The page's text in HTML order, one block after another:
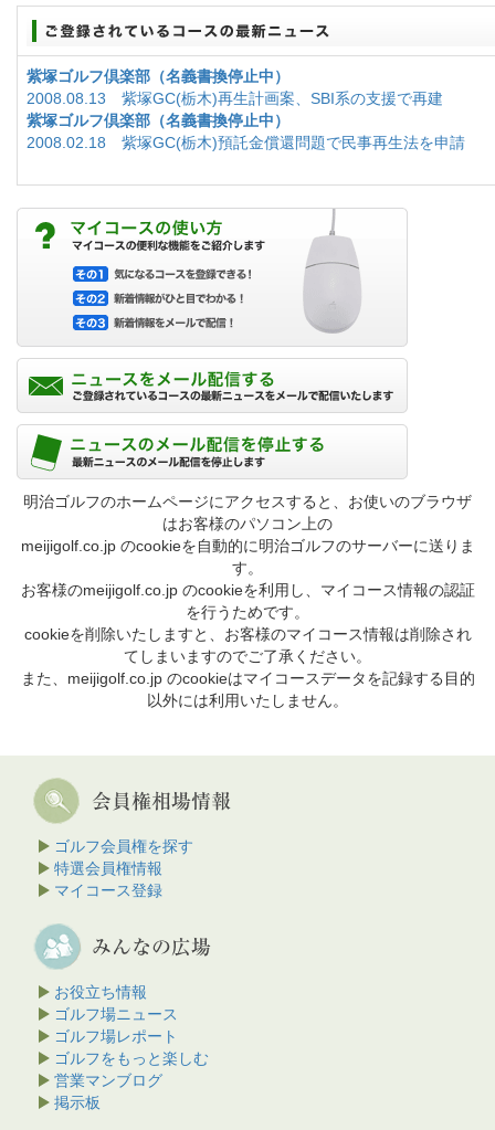
紫塚ゴルフ倶楽部（名義書換停止中）
2008.08.13 紫塚GC(栃木)再生計画案、SBI系の支援で再建
紫塚ゴルフ倶楽部（名義書換停止中）
2008.02.18 紫塚GC(栃木)預託金償還問題で民事再生法を申請
明治ゴルフのホームページにアクセスすると、お使いのブラウザ
はお客様のパソコン上の
meijigolf.co.jp のcookieを自動的に明治ゴルフのサーバーに送りま
す。
お客様のmeijigolf.co.jp のcookieを利用し、マイコース情報の認証
を行うためです。
cookieを削除いたしますと、お客様のマイコース情報は削除され
てしまいますのでご了承ください。
また、meijigolf.co.jp のcookieはマイコースデータを記録する目的
以外には利用いたしません。
ゴルフ会員権を探す
特選会員権情報
マイコース登録
お役立ち情報
ゴルフ場ニュース
ゴルフ場レポート
ゴルフをもっと楽しむ
営業マンブログ
掲示板